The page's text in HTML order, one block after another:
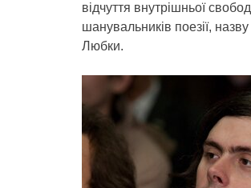
відчуття внутрішньої
шанувальників поезії,
Любки.